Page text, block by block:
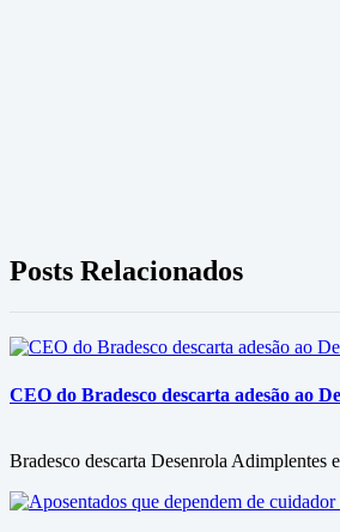
Posts Relacionados
CEO do Bradesco descarta adesão ao
Bradesco descarta Desenrola